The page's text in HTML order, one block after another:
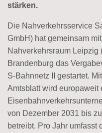
stärken.
Die Nahverkehrsservice
GmbH) hat gemeinsam
Nahverkehrsraum Leipzig
Brandenburg das
S-Bahnnetz II gestartet.
Amtsblatt wird europaweit
von Dezember 2031 bis
betreibt. Pro Jahr umfasst